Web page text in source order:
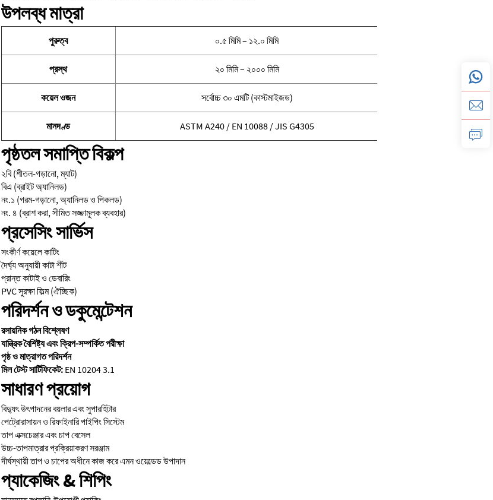
উপলব্ধ মাত্রা
পুরুত্ব ০.৫ মিমি – ১২.০ মিমি
প্রস্থ ২০ মিমি – ২০০০ মিমি
কয়েল ওজন সর্বোচ্চ ৩০ এমটি (কাস্টমাইজড)
মানদণ্ড ASTM A240 / EN 10088 / JIS G4305
পৃষ্ঠতল সমাপ্তি বিকল্প
২বি (শীতল-গড়ানো, ম্যাট)
বিএ (ব্রাইট অ্যানিলড)
নং.১ (গরম-গড়ানো, অ্যানিলড ও পিকলড)
নং. ৪ (ব্রাশ করা, সীমিত সজ্জামূলক ব্যবহার)
প্রসেসিং সার্ভিস
সংকীর্ণ কয়েলে কাটিং
দৈর্ঘ্য অনুযায়ী কাটা শীট
প্রান্ত কাটাই ও ডেবারিং
PVC সুরক্ষা ফিল্ম (ঐচ্ছিক)
পরিদর্শন ও ডকুমেন্টেশন
রসায়নিক গঠন বিশ্লেষণ
যান্ত্রিক বৈশিষ্ট্য এবং ক্রিপ-সম্পর্কিত পরীক্ষা
পৃষ্ঠ ও মাত্রাগত পরিদর্শন
মিল টেস্ট সার্টিফিকেট: EN 10204 3.1
সাধারণ প্রয়োগ
বিদ্যুৎ উৎপাদনের বয়লার এবং সুপারহিটার
পেট্রোরাসায়ন ও রিফাইনারি পাইপিং সিস্টেম
তাপ এক্সচেঞ্জার এবং চাপ বেসেল
উচ্চ-তাপমাত্রার প্রক্রিয়াকরণ সরঞ্জাম
দীর্ঘস্থায়ী তাপ ও চাপের অধীনে কাজ করে এমন ওয়েল্ডেড উপাদান
প্যাকেজিং & শিপিং